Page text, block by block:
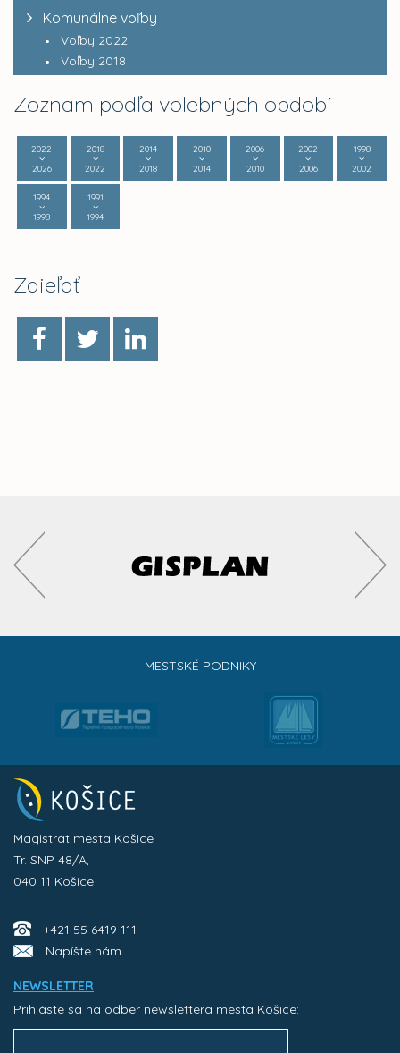
Komunálne voľby
Voľby 2022
Voľby 2018
Zoznam podľa volebných období
2022
2026
2018
2022
2014
2018
2010
2014
2006
2010
2002
2006
1998
2002
1994
1998
1991
1994
Zdieľať
MESTSKÉ PODNIKY
Magistrát mesta Košice
Tr. SNP 48/A,
040 11 Košice
+421 55 6419 111
Napíšte nám
NEWSLETTER
Prihláste sa na odber newslettera mesta Košice: